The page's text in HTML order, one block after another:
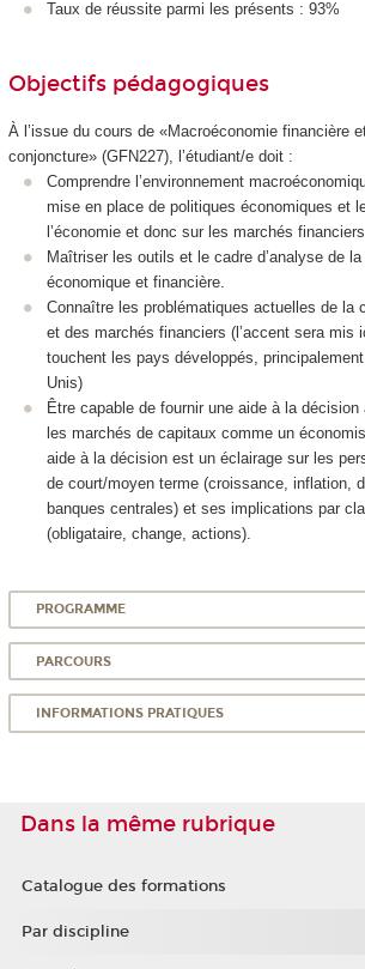
Taux de réussite parmi les présents : 93%
Objectifs pédagogiques
À l’issue du cours de «Macroéconomie financière
conjoncture» (GFN227), l’étudiant/e doit :
Comprendre l’environnement
mise en place de politiques économiques et
l’économie et donc sur les marchés financiers.
Maîtriser les outils et le cadre d’analyse de
économique et financière.
Connaître les problématiques actuelles de la
et des marchés financiers (l’accent sera mis
touchent les pays développés,
Unis)
Être capable de fournir une aide à la
les marchés de capitaux comme un
aide à la décision est un éclairage sur les
de court/moyen terme (croissance, inflation,
banques centrales) et ses implications par
(obligataire, change, actions).
PROGRAMME
PARCOURS
INFORMATIONS PRATIQUES
Dans la même rubrique
Catalogue des formations
Par discipline